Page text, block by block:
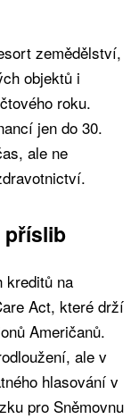
zemědělství,
objektů i
roku.
jen do 30.
ale ne
příslib
kreditů na
Act, které drží
Američanů.
ale v
hlasování v
pro Sněmovnu